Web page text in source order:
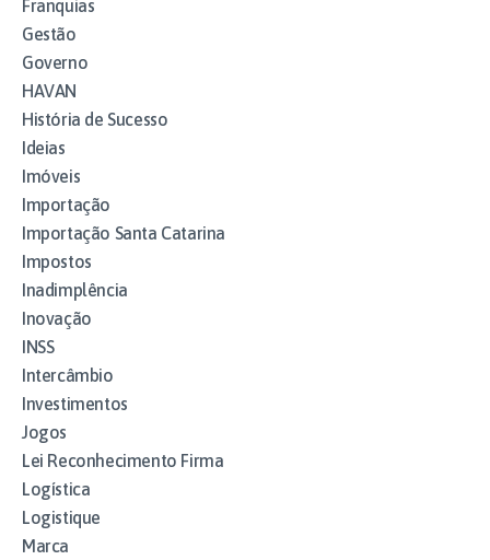
Franquias
Gestão
Governo
HAVAN
História de Sucesso
Ideias
Imóveis
Importação
Importação Santa Catarina
Impostos
Inadimplência
Inovação
INSS
Intercâmbio
Investimentos
Jogos
Lei Reconhecimento Firma
Logística
Logistique
Marca